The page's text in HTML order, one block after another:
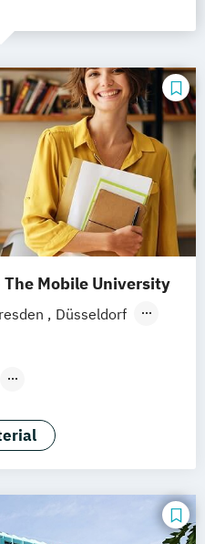
The Mobile University
Düsseldorf
Zürich